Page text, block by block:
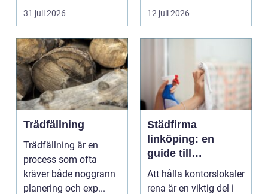
31 juli 2026 12 juli 2026
Trädfällning
Trädfällning är en
process som ofta
kräver både noggrann
planering och exp...
Städfirma
linköping: en
guide till
professionell
städning
Att hålla kontorslokaler
rena är en viktig del i